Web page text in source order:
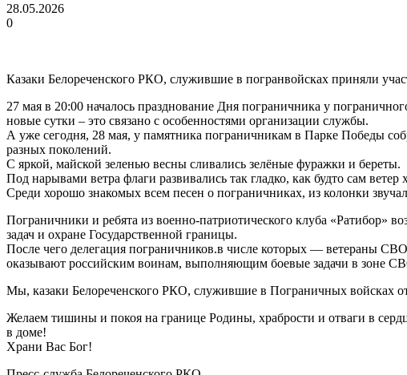
28.05.2026
0
Казаки Белореченского РКО, служившие в погранвойсках приняли
27 мая в 20:00 началось празднование Дня пограничника у
новые сутки – это связано с особенностями организации службы.
А уже сегодня, 28 мая, у памятника пограничникам в Парке Победы
разных поколений.
С яркой, майской зеленью весны сливались зелёные фуражки и береты.
Под нарывами ветра флаги развивались так гладко, как будто сам
Среди хорошо знакомых всем песен о пограничниках, из
Пограничники и ребята из военно-патриотического клуба
задач и охране Государственной границы.
После чего делегация пограничников.в числе которых — ветераны
оказывают российским воинам, выполняющим боевые задачи в зоне
Мы, казаки Белореченского РКО, служившие в Пограничных войсках
Желаем тишины и покоя на границе Родины, храбрости и отваги в
в доме!
Храни Вас Бог!